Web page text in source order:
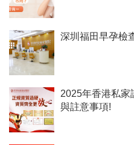
深圳福田早孕檢
2025年香港私家
與註意事項!